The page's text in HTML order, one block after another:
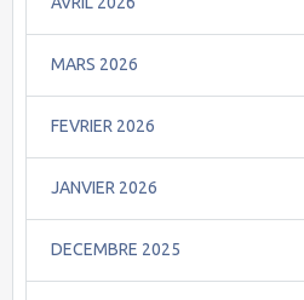
MARS 2026
FEVRIER 2026
JANVIER 2026
DECEMBRE 2025